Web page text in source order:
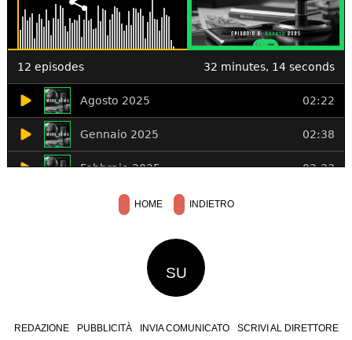
HOME INDIETRO
SU
REDAZIONE PUBBLICITÀ INVIA COMUNICATO
SCRIVI AL DIRETTORE